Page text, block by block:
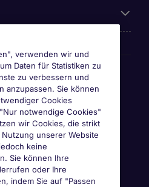
verwenden wir und
Daten für Statistiken zu
zu verbessern und
anzupassen. Sie können
Cookies
notwendige Cookies"
wir Cookies, die strikt
unserer Website
keine
Sie können Ihre
oder Ihre
indem Sie auf "Passen